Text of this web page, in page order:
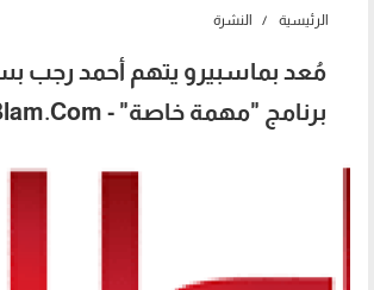
الرئيسية النشرة
مُعد بماسبيرو يتهم أحمد رجب
برنامج "مهمة خاصة" - E3lam.Com